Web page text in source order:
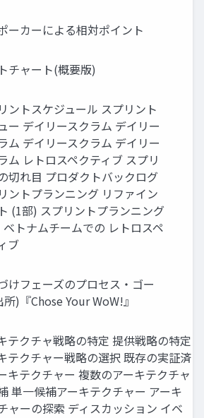
ーカーによる相対ポイント
チャート(概要版)
ントスケジュール スプリント
ー デイリースクラム デイリー
ム デイリースクラム デイリー
ム レトロスペクティブ スプリ
切れ目 プロダクトバックログ
ントプランニング リファイン
(1部) スプリントプランニング
トナムチームでの レトロスペ
ブ
けフェーズのプロセス・ゴー
所)『Chose Your WoW!』
テクチャ戦略の特定 提供戦略の特定
テクチャー戦略の選択 既存の実証済
キテクチャー 複数のアーキテクチャ
単一候補アーキテクチャー アーキ
ャーの探索 ディスカッション イベ